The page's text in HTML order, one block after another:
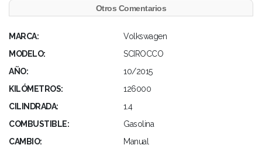
Otros Comentarios
MARCA:
Volkswagen
MODELO:
SCIROCCO
AÑO:
10/2015
KILÓMETROS:
126000
CILINDRADA:
1.4
COMBUSTIBLE:
Gasolina
CAMBIO:
Manual